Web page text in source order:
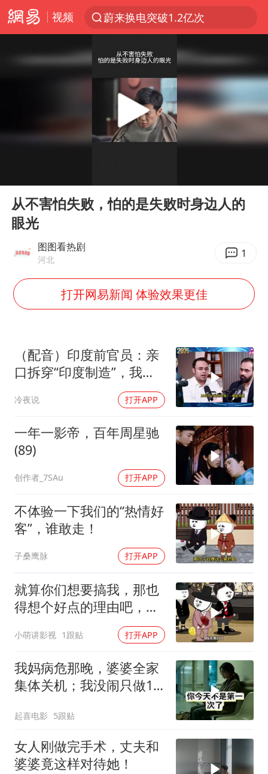
视频
蔚来换电突破1.2亿次
泸溪河：桃酥吃出金属牙冠视频不实
美国将对多晶硅衍生品加征15%关税
改名后的“青海拉面”店
97岁英国奶奶飞上天再破吉尼斯纪录
“不建议大家买深色蛋糕”
985博士后被曝在妻子孕期出轨后续
公司“上四休三”但要降薪1000元
如何把百年大党建设得更加坚强有力？
Play
从不害怕失败，怕的是失败时身边人的
眼光
图图看热剧
河北 1
打开网易新闻 体验效果更佳
（配音）印度前官员：亲
口拆穿“印度制造”，我们
只有组装能力，算不上真
正的工业制造
冷夜说 打开APP
一年一影帝，百年周星驰
(89)
创作者_7SAu 打开APP
不体验一下我们的“热情好
客”，谁敢走！
子桑鹰脉 打开APP
就算你们想要搞我，那也
得想个好点的理由吧，这
小萌讲影视 1跟贴 打开APP
我妈病危那晚，婆婆全家
集体关机；我没闹只做1
你是不是疯了？
起喜电影 5跟贴
女人刚做完手术，丈夫和
婆婆竟这样对待她！